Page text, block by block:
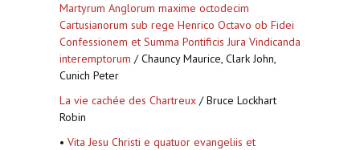
Martyrum Anglorum maxime octodecim
Cartusianorum sub rege Henrico Octavo ob Fidei
Confessionem et Summa Pontificis Jura Vindicanda
interemptorum / Chauncy Maurice, Clark John,
Cunich Peter
La vie cachée des Chartreux / Bruce Lockhart
Robin
• Vita Jesu Christi e quatuor evangeliis et